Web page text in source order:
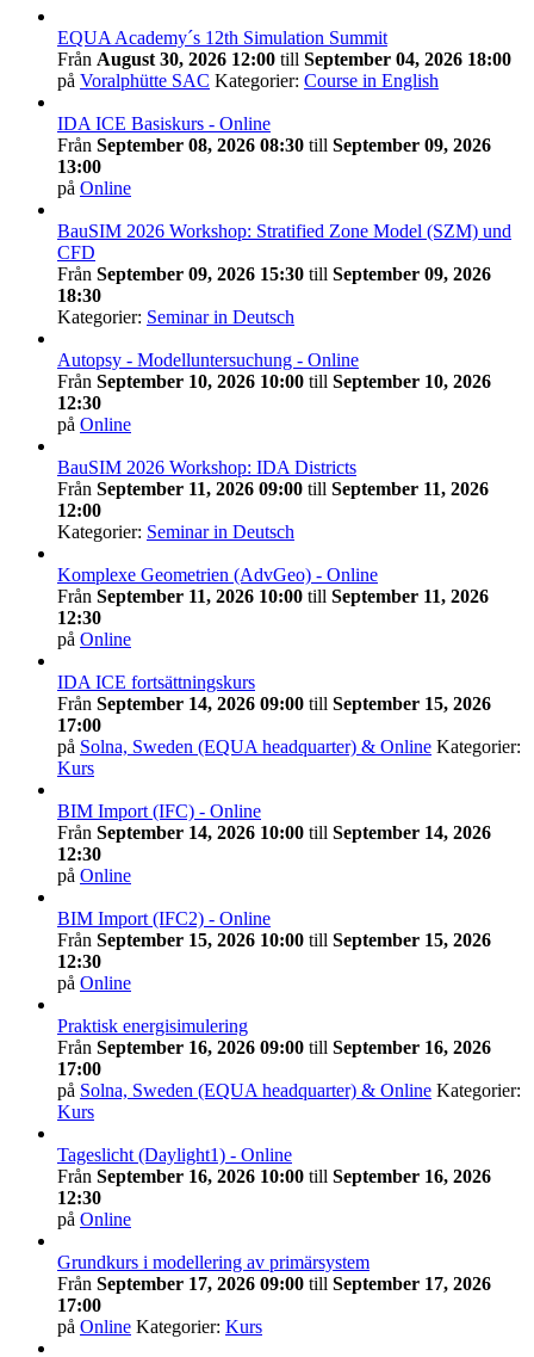
EQUA Academy´s 12th Simulation Summit
Från August 30, 2026 12:00 till September 04, 2026 18:00
på Voralphütte SAC Kategorier: Course in English
IDA ICE Basiskurs - Online
Från September 08, 2026 08:30 till September 09, 2026
13:00
på Online
BauSIM 2026 Workshop: Stratified Zone Model (SZM) und
CFD
Från September 09, 2026 15:30 till September 09, 2026
18:30
Kategorier: Seminar in Deutsch
Autopsy - Modelluntersuchung - Online
Från September 10, 2026 10:00 till September 10, 2026
12:30
på Online
BauSIM 2026 Workshop: IDA Districts
Från September 11, 2026 09:00 till September 11, 2026
12:00
Kategorier: Seminar in Deutsch
Komplexe Geometrien (AdvGeo) - Online
Från September 11, 2026 10:00 till September 11, 2026
12:30
på Online
IDA ICE fortsättningskurs
Från September 14, 2026 09:00 till September 15, 2026
17:00
på Solna, Sweden (EQUA headquarter) & Online Kategorier:
Kurs
BIM Import (IFC) - Online
Från September 14, 2026 10:00 till September 14, 2026
12:30
på Online
BIM Import (IFC2) - Online
Från September 15, 2026 10:00 till September 15, 2026
12:30
på Online
Praktisk energisimulering
Från September 16, 2026 09:00 till September 16, 2026
17:00
på Solna, Sweden (EQUA headquarter) & Online Kategorier:
Kurs
Tageslicht (Daylight1) - Online
Från September 16, 2026 10:00 till September 16, 2026
12:30
på Online
Grundkurs i modellering av primärsystem
Från September 17, 2026 09:00 till September 17, 2026
17:00
på Online Kategorier: Kurs